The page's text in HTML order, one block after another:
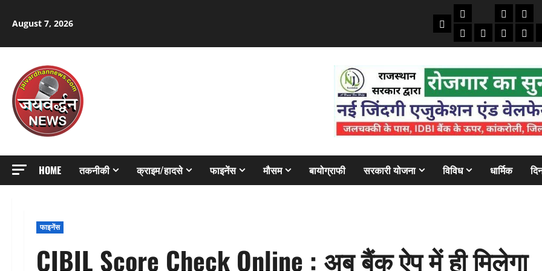
August 7, 2026 Home
तकनीकी
ऑटो
मोबाइल
क्राइम/
अजबबैंक
HOME तकनीकी क्राइम/हादसे फाइनेंस मौसम बायोग्राफी सरकारी योजना विविध धार्मिक
फाइनेंस
CIBIL Score Check Online : अब बैंक ऐप में ही मिलेगा